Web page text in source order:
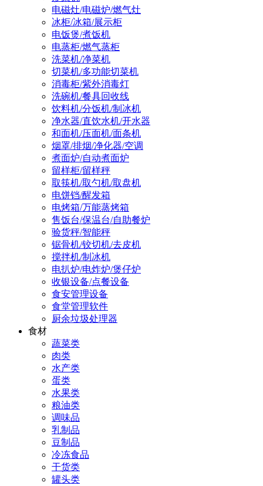
电磁灶/电磁炉/燃气灶
冰柜/冰箱/展示柜
电饭煲/煮饭机
电蒸柜/燃气蒸柜
洗菜机/净菜机
切菜机/多功能切菜机
消毒柜/紫外消毒灯
洗碗机/餐具回收线
饮料机/分饭机/制冰机
净水器/直饮水机/开水器
和面机/压面机/面条机
烟罩/排烟/净化器/空调
煮面炉/自动煮面炉
留样柜/留样秤
取筷机/取勺机/取盘机
电饼铛/醒发箱
电烤箱/万能蒸烤箱
售饭台/保温台/自助餐炉
验货秤/智能秤
锯骨机/铰切机/去皮机
搅拌机/制冰机
电扒炉/电炸炉/煲仔炉
收银设备/点餐设备
食安管理设备
食堂管理软件
厨余垃圾处理器
食材
蔬菜类
肉类
水产类
蛋类
水果类
粮油类
调味品
乳制品
豆制品
冷冻食品
干货类
罐头类